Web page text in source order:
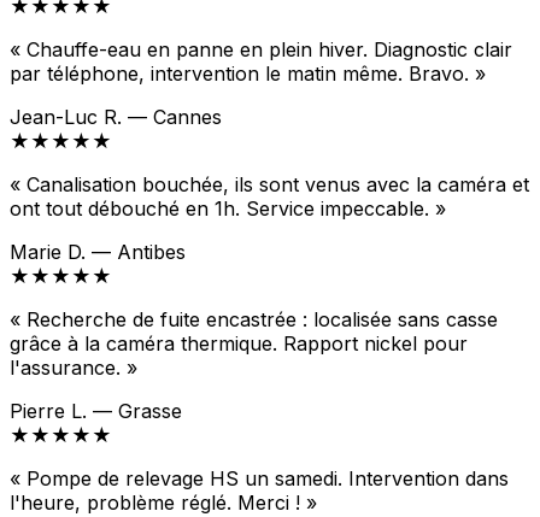
★★★★★
« Chauffe-eau en panne en plein hiver. Diagnostic clair
par téléphone, intervention le matin même. Bravo. »
Jean-Luc R. — Cannes
★★★★★
« Canalisation bouchée, ils sont venus avec la caméra et
ont tout débouché en 1h. Service impeccable. »
Marie D. — Antibes
★★★★★
« Recherche de fuite encastrée : localisée sans casse
grâce à la caméra thermique. Rapport nickel pour
l'assurance. »
Pierre L. — Grasse
★★★★★
« Pompe de relevage HS un samedi. Intervention dans
l'heure, problème réglé. Merci ! »